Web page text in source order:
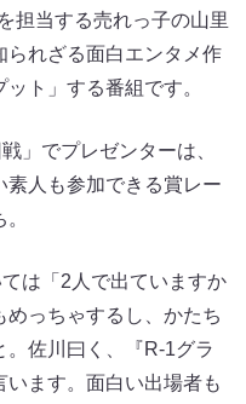
担当する売れっ子の山里
られざる面白エンタメ作
ト」する番組です。
」でプレゼンターは、
人も参加できる賞レー
は「2人で出ていますか
っちゃするし、かたち
佐川曰く、『R-1グラ
ます。面白い出場者も